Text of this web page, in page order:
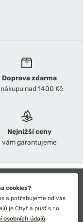
Doprava zdarma
nad 1400 Kč
Nejnižší ceny
vám garantujeme
s.r.o.
cookies?
a potřebujeme od vás
je Chyť a pusť s.r.o.
osobních údajů.